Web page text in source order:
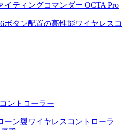
イティングコマンダー OCTA Pro
ボタン配置の高性能ワイヤレスコ
ントローラー
ーン製ワイヤレスコントローラ